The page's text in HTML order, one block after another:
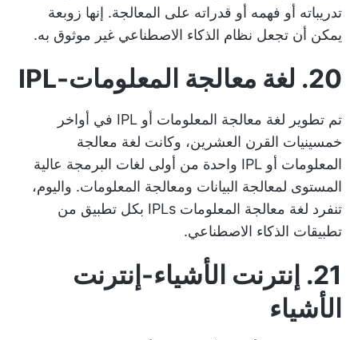
تدريباته أو فهمه أو قدراته على المعالجة. إنها زوبعة
يمكن أن تجعل نظام الذكاء الاصطناعي غير موثوق به.
20. لغة معالجة المعلومات-IPL
تم تطوير لغة معالجة المعلومات أو IPL في أواخر
خمسينيات القرن العشرين، وكانت لغة معالجة
المعلومات أو IPL واحدة من أولى لغات البرمجة عالية
المستوى لمعالجة البيانات ومعالجة المعلومات. واليوم،
تنفرد لغة معالجة المعلومات IPLs بكل تطبيق من
تطبيقات الذكاء الاصطناعي.
21. إنترنت الأشياء-إنترنت
الأشياء